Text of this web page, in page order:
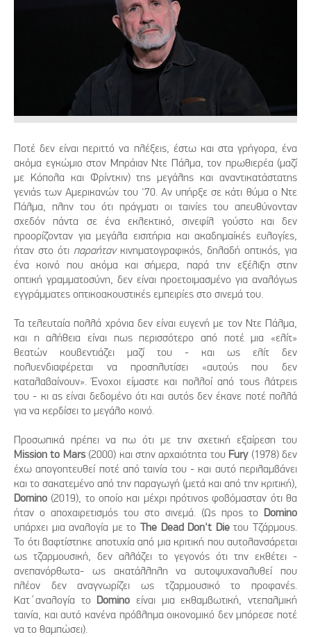
Ποτέ δεν είναι περιττό να πλέξεις, έστω και στα γρήγορα, ένα
ακόμα εγκώμιο στον Μπράιαν Ντε Πάλμα, τον πρωθιερέα (μαζί
με Κόπολα και Φρίντκιν) της μεγάλης και αναντικατάστατης
γενιάς των Αμερικανών του '70. Αν υπήρξε σε κάτι θύμα ο Ντε
Πάλμα, πλην του ότι πράγματι οι ταινίες του απευθύνονταν
σχεδόν πάντα σε ένα εκλεκτικό, σινεφίλ γούστο και δεν
προορίζονταν για μεγάλα εισιτήρια και ακαδημαίκές ευλογίες,
ήταν στο ότι παραήταν κινηματογραφικός, δηλαδή οπτικός, για
ένα κοινό που ακόμα και σήμερα, παρά την εξέλιξη στην
οπτική γραμματοσύνη, δεν είναι προετοιμασμένο για αναλόγως
εγγράμματες οπτικοακουστικές εμπειρίες στο σινεμά του.
Τα τελευταία πολλά χρόνια δεν είναι ευγενή με τον Ντε Πάλμα,
και η αλήθεια είναι πως περισσότερο από ποτέ μια «ελίτ»
θεατών κουβεντιάζει μαζί του - και ως ελίτ δεν
πολυενδιαφέρεται να προσηλυτίσει «αυτούς που δεν
καταλαβαίνουν». Ένοχοι είμαστε και πολλοί από τους λάτρεις
του - κι ας είναι δεδομένο ότι και αυτός δεν έκανε ποτέ πολλά
για να κερδίσει το μεγάλο κοινό.
Προσωπικά πρέπει να πω ότι με την σχετική εξαίρεση του
Mission to Mars(2000) και στην αρχαιότητα του Fury (1978) δεν
έχω απογοητευθεί ποτέ από ταινία του - και αυτό περιλαμβάνει
και το σακατεμένο από την παραγωγή (μετά και από την κριτική),
Domino (2019), το οποίο και μέχρι πρότινος φοβόμασταν ότι θα
ήταν ο αποχαιρετισμός του στο σινεμά. (Ως προς το Domino
υπάρχει μια αναλογία με το The Dead Don't Dieτου Τζάρμους.
Το ότι βαφτίστηκε αποτυχία από μια κριτική που αυτολανσάρεται
ως τζαρμουσική, δεν αλλάζει το γεγονός ότι την εκθέτει -
ανεπανόρθωτα- ως ακατάλληλη να αυτοψυχαναλυθεί που
πλέον δεν αναγνωρίζει ως τζαρμουσικό το προφανές.
Κατ΄αναλογία το Dominoείναι μια εκθαμβωτική, ντεπαλμική
ταινία, και αυτό κανένα πρόβλημα οικονομικό δεν μπόρεσε ποτέ
να το θαμπώσει).